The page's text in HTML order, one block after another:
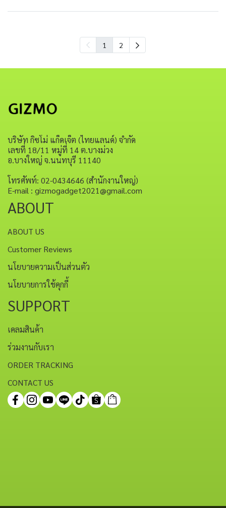
1 2
บริษัท กิซโม่ แก็ดเจ็ต (ไทยแลนด์) จำกัด
เลขที่ 18/11 หมู่ที่ 14 ต.บางม่วง
อ.บางใหญ่ จ.นนทบุรี 11140
โทรศัพท์: 02-0434646 (สำนักงานใหญ่)
E-mail : gizmogadget2021@gmail.com
ABOUT
ABOUT US
Customer Reviews
นโยบายความเป็นส่วนตัว
นโยบายการใช้คุกกี้
SUPPORT
เคลมสินค้า
ร่วมงานกับเรา
ORDER TRACKING
CONTACT US